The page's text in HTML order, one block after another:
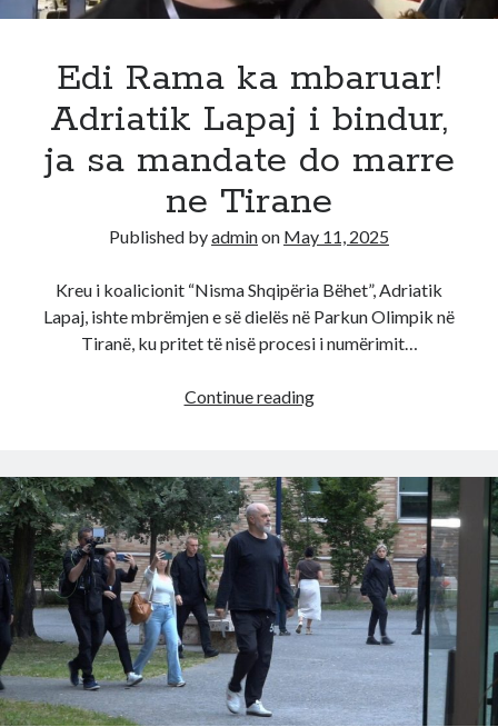
shtabi
ja
sa
mandate
të
marrë
dhe
Edi Rama ka mbaruar!
Adriatik Lapaj i bindur,
ja sa mandate do marre
ne Tirane
Published byadminon May 11, 2025
Kreu i koalicionit “Nisma Shqipëria Bëhet”, Adriatik
Lapaj, ishte mbrëmjen e së dielës në Parkun Olimpik në
Tiranë, ku pritet të nisë procesi i numërimit…
Continue readingEdi
mbaruar!
Adriatik
Lapaj
i
bindur,
ja
sa
mandate
do
marre